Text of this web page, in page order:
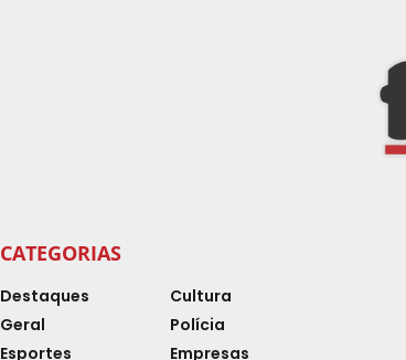
CATEGORIAS
Destaques
Geral
Esportes
Cultura
Polícia
Empresas